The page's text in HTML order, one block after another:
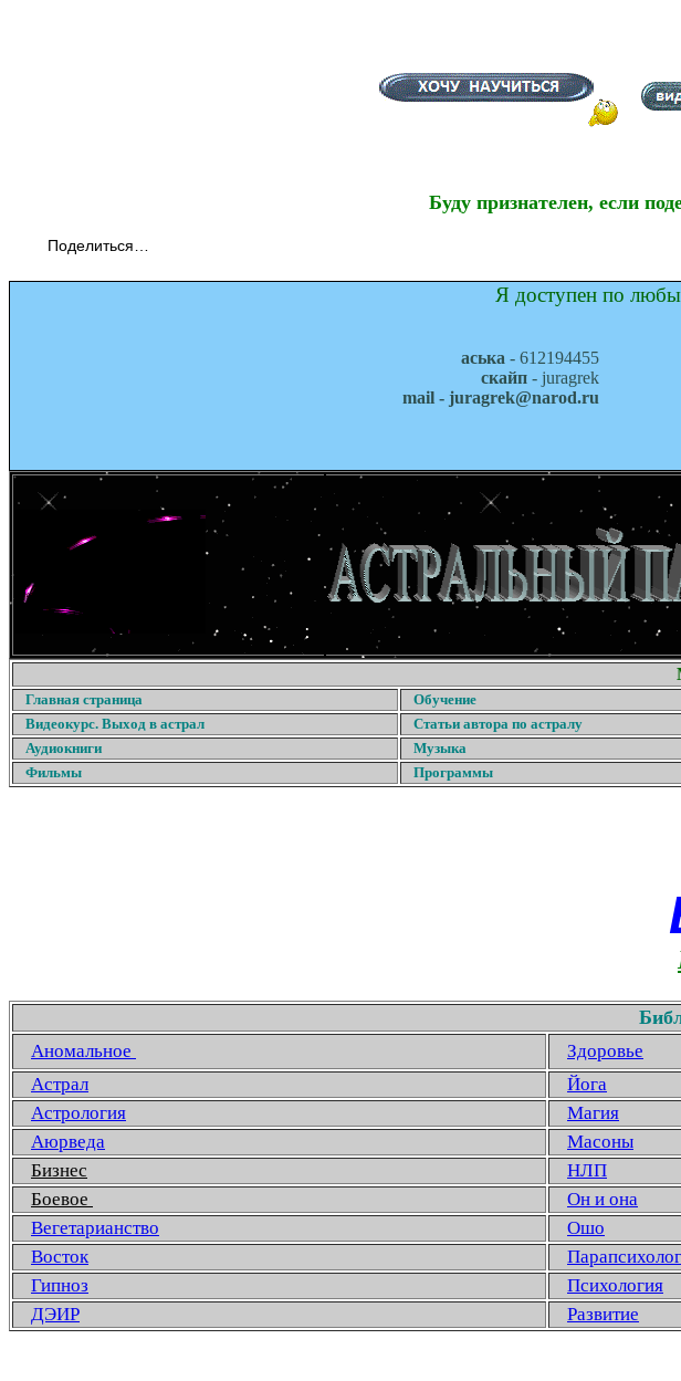
Буду признателен, если
Поделиться…
Я доступен по
аська - 612194455
скайп - juragrek
mail - juragrek@narod.ru
Главная страница Обучение
Видеокурс. Выход в астрал
Статьи автора по астралу
Аудиокниги
Музыка
Фильмы
Программы
Аномальное Здоровье
Астрал
Йога
Астрология
Магия
Аюрведа
Масоны
Бизнес
НЛП
Боевое
Он и она
Вегетарианство
Ошо
Восток
Гипноз
Психология
ДЭИР
Развитие